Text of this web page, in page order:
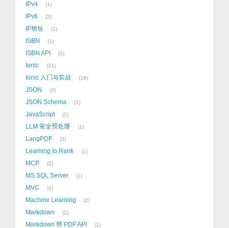
IPv4 1
IPv6 2
IP地址 1
ISBN 1
ISBN API 1
Ionic 21
Ionic 入门与实战 18
JSON 3
JSON Schema 1
JavaScript 2
LLM 安全预处理 1
LangPDF 3
Learning to Rank 1
MCP 2
MS SQL Server 1
MVC 4
Machine Learning 2
Markdown 2
Markdown 转 PDF API 1